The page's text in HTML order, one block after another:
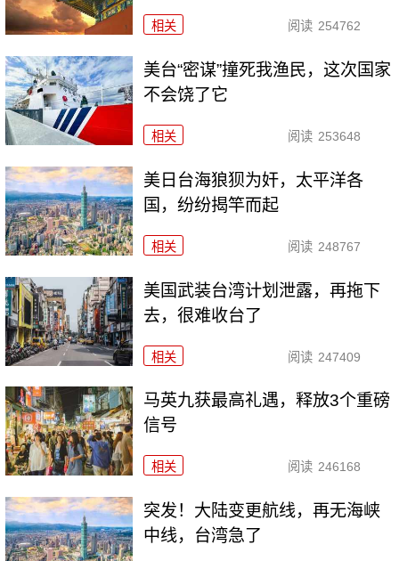
相关 阅读 254762
美台“密谋”撞死我渔民，这次国家
不会饶了它
相关 阅读 253648
美日台海狼狈为奸，太平洋各
国，纷纷揭竿而起
相关 阅读 248767
美国武装台湾计划泄露，再拖下
去，很难收台了
相关 阅读 247409
马英九获最高礼遇，释放3个重磅
信号
相关 阅读 246168
突发！大陆变更航线，再无海峡
中线，台湾急了